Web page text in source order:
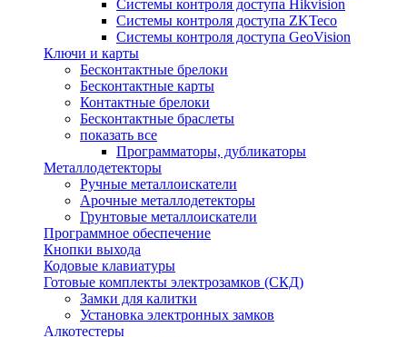
Системы контроля доступа Hikvision
Системы контроля доступа ZKTeco
Системы контроля доступа GeoVision
Ключи и карты
Бесконтактные брелоки
Бесконтактные карты
Контактные брелоки
Бесконтактные браслеты
показать все
Программаторы, дубликаторы
Металлодетекторы
Ручные металлоискатели
Арочные металлодетекторы
Грунтовые металлоискатели
Программное обеспечение
Кнопки выхода
Кодовые клавиатуры
Готовые комплекты электрозамков (СКД)
Замки для калитки
Установка электронных замков
Алкотестеры